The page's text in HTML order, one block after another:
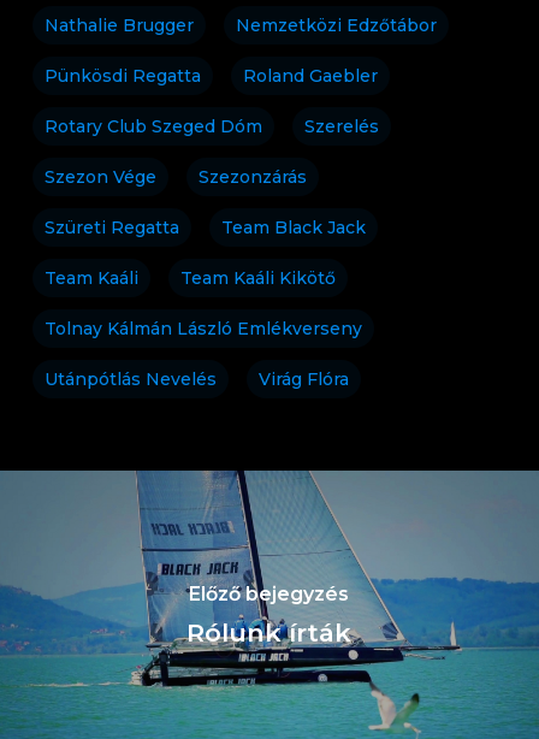
Nathalie Brugger Nemzetközi Edzőtábor
Pünkösdi Regatta Roland Gaebler
Rotary Club Szeged Dóm Szerelés
Szezon Vége Szezonzárás
Szüreti Regatta Team Black Jack
Team Kaáli Team Kaáli Kikötő
Tolnay Kálmán László Emlékverseny
Utánpótlás Nevelés Virág Flóra
Előző bejegyzés
Rólunk írták